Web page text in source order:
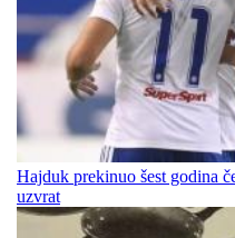
Hajduk prekinuo šest godina
uzvrat